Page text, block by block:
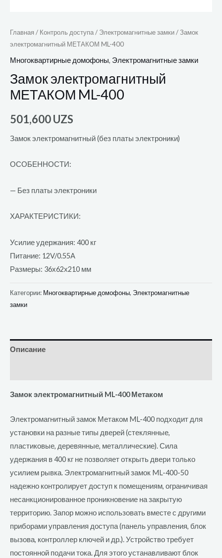
Главная / Контроль доступа/ Электромагнитные замки/ Замок
электромагнитный МЕТАКОМ ML-400
Многоквартирные домофоны, Электромагнитные замки
Замок электромагнитный
МЕТАКОМ ML-400
501,600UZS
Замок электромагнитный (без платы электроники)
ОСОБЕННОСТИ:
— Без платы электроники
ХАРАКТЕРИСТИКИ:
Усилие удержания: 400 кг
Питание: 12V/0.55A
Размеры: 36х62х210 мм
Категории: Многоквартирные домофоны, Электромагнитные
замки
Описание
Замок электромагнитный ML-400 Метаком
Электромагнитный замок Метаком ML-400 подходит для
установки на разные типы дверей (стеклянные,
пластиковые, деревянные, металлические). Сила
удержания в 400 кг не позволяет открыть двери только
усилием рывка. Электромагнитный замок ML-400-50
надежно контролирует доступ к помещениям, ограничивая
несанкционированное проникновение на закрытую
территорию. Запор можно использовать вместе с другими
приборами управления доступа (панель управления, блок
вызова, контроллер ключей и др.). Устройство требует
постоянной подачи тока. Для этого устанавливают блок